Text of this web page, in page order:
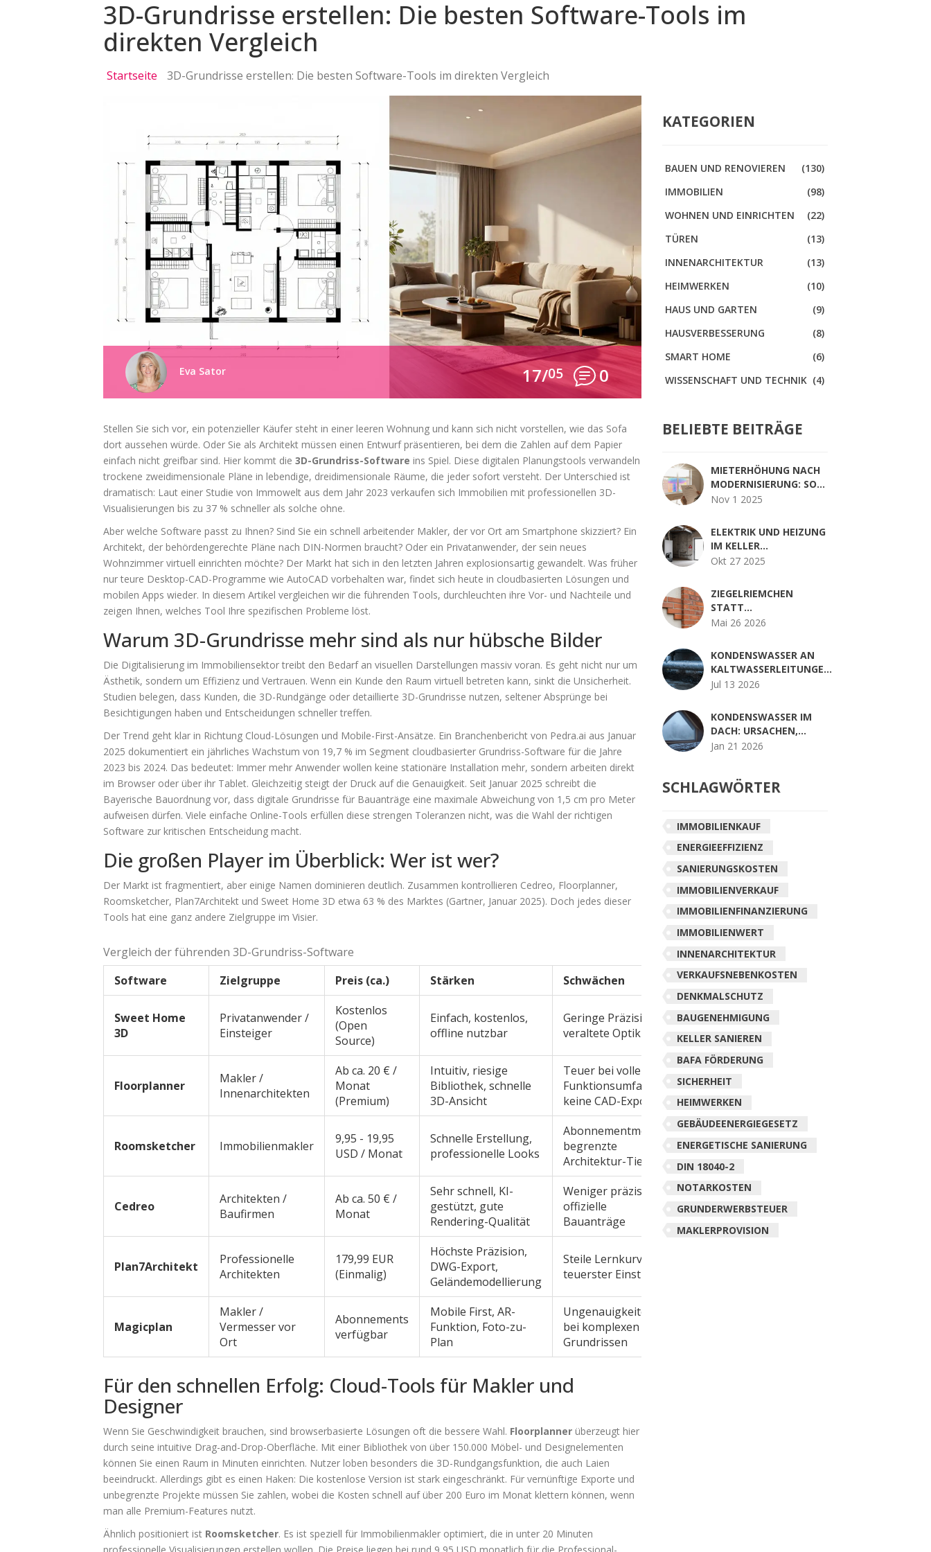
3D-Grundrisse erstellen: Die besten Software-Tools im
direkten Vergleich
Startseite 3D-Grundrisse erstellen: Die besten Software-Tools im direkten Vergleich
Eva Sator 17/05 0
Stellen Sie sich vor, ein potenzieller Käufer steht in einer leeren Wohnung und kann sich nicht vorstellen, wie das Sofa
dort aussehen würde. Oder Sie als Architekt müssen einen Entwurf präsentieren, bei dem die Zahlen auf dem Papier
einfach nicht greifbar sind. Hier kommt die3D-Grundriss-Software ins Spiel. Diese digitalen Planungstools verwandeln
trockene zweidimensionale Pläne in lebendige, dreidimensionale Räume, die jeder sofort versteht. Der Unterschied ist
dramatisch: Laut einer Studie von Immowelt aus dem Jahr 2023 verkaufen sich Immobilien mit professionellen 3D-
Visualisierungen bis zu 37 % schneller als solche ohne.
Aber welche Software passt zu Ihnen? Sind Sie ein schnell arbeitender Makler, der vor Ort am Smartphone skizziert? Ein
Architekt, der behördengerechte Pläne nach DIN-Normen braucht? Oder ein Privatanwender, der sein neues
Wohnzimmer virtuell einrichten möchte? Der Markt hat sich in den letzten Jahren explosionsartig gewandelt. Was früher
nur teure Desktop-CAD-Programme wie AutoCAD vorbehalten war, findet sich heute in cloudbasierten Lösungen und
mobilen Apps wieder. In diesem Artikel vergleichen wir die führenden Tools, durchleuchten ihre Vor- und Nachteile und
zeigen Ihnen, welches Tool Ihre spezifischen Probleme löst.
Warum 3D-Grundrisse mehr sind als nur hübsche Bilder
Die Digitalisierung im Immobiliensektor treibt den Bedarf an visuellen Darstellungen massiv voran. Es geht nicht nur um
Ästhetik, sondern um Effizienz und Vertrauen. Wenn ein Kunde den Raum virtuell betreten kann, sinkt die Unsicherheit.
Studien belegen, dass Kunden, die 3D-Rundgänge oder detaillierte 3D-Grundrisse nutzen, seltener Absprünge bei
Besichtigungen haben und Entscheidungen schneller treffen.
Der Trend geht klar in Richtung Cloud-Lösungen und Mobile-First-Ansätze. Ein Branchenbericht von Pedra.ai aus Januar
2025 dokumentiert ein jährliches Wachstum von 19,7 % im Segment cloudbasierter Grundriss-Software für die Jahre
2023 bis 2024. Das bedeutet: Immer mehr Anwender wollen keine stationäre Installation mehr, sondern arbeiten direkt
im Browser oder über ihr Tablet. Gleichzeitig steigt der Druck auf die Genauigkeit. Seit Januar 2025 schreibt die
Bayerische Bauordnung vor, dass digitale Grundrisse für Bauanträge eine maximale Abweichung von 1,5 cm pro Meter
aufweisen dürfen. Viele einfache Online-Tools erfüllen diese strengen Toleranzen nicht, was die Wahl der richtigen
Software zur kritischen Entscheidung macht.
Die großen Player im Überblick: Wer ist wer?
Der Markt ist fragmentiert, aber einige Namen dominieren deutlich. Zusammen kontrollieren Cedreo, Floorplanner,
Roomsketcher, Plan7Architekt und Sweet Home 3D etwa 63 % des Marktes (Gartner, Januar 2025). Doch jedes dieser
Tools hat eine ganz andere Zielgruppe im Visier.
Vergleich der führenden 3D-Grundriss-Software
Software
Zielgruppe Preis (ca.) Stärken Schwächen
Sweet Home
3D
Privatanwender /
Einsteiger
Kostenlos
(Open
Source)
Einfach, kostenlos,
offline nutzbar
Geringe Präzision,
veraltete Optik
Floorplanner
Makler /
Innenarchitekten
Ab ca. 20 € /
Monat
(Premium)
Intuitiv, riesige
Bibliothek, schnelle
3D-Ansicht
Teuer bei vollem
Funktionsumfang,
keine CAD-Exporte
Roomsketcher Immobilienmakler
9,95 - 19,95
USD / Monat
Schnelle Erstellung,
professionelle Looks
Abonnementmodell,
begrenzte
Architektur-Tiefe
Cedreo
Architekten /
Baufirmen
Ab ca. 50 € /
Monat
Sehr schnell, KI-
gestützt, gute
Rendering-Qualität
Weniger präzise für
offizielle
Bauanträge
Plan7Architekt
Professionelle
Architekten
179,99 EUR
(Einmalig)
Höchste Präzision,
DWG-Export,
Geländemodellierung
Steile Lernkurve,
teuerster Einstieg
Magicplan
Makler /
Vermesser vor
Ort
Abonnements
verfügbar
Mobile First, AR-
Funktion, Foto-zu-
Plan
Ungenauigkeiten
bei komplexen
Grundrissen
Für den schnellen Erfolg: Cloud-Tools für Makler und
Designer
Wenn Sie Geschwindigkeit brauchen, sind browserbasierte Lösungen oft die bessere Wahl. Floorplanner überzeugt hier
durch seine intuitive Drag-and-Drop-Oberfläche. Mit einer Bibliothek von über 150.000 Möbel- und Designelementen
können Sie einen Raum in Minuten einrichten. Nutzer loben besonders die 3D-Rundgangsfunktion, die auch Laien
beeindruckt. Allerdings gibt es einen Haken: Die kostenlose Version ist stark eingeschränkt. Für vernünftige Exporte und
unbegrenzte Projekte müssen Sie zahlen, wobei die Kosten schnell auf über 200 Euro im Monat klettern können, wenn
man alle Premium-Features nutzt.
Ähnlich positioniert ist Roomsketcher. Es ist speziell für Immobilienmakler optimiert, die in unter 20 Minuten
KATEGORIEN
BAUEN UND RENOVIEREN
(130)
IMMOBILIEN
(98)
WOHNEN UND EINRICHTEN
(22)
TÜREN
(13)
INNENARCHITEKTUR
(13)
HEIMWERKEN
(10)
HAUS UND GARTEN
(9)
HAUSVERBESSERUNG
(8)
SMART HOME
(6)
WISSENSCHAFT UND TECHNIK (4)
BELIEBTE BEITRÄGE
MIETERHÖHUNG NACH
MODERNISIERUNG: SO
FUNKTIONIERT DIE
2025
Nov 1 2025
ELEKTRIK UND HEIZUNG
IM KELLER
INSTALLIEREN:
- DIE WICHTIGSTEN
REGELN FÜR 2025
Okt 27 2025
ZIEGELRIEMCHEN
STATT
VOLLVERBLENDUNG:
RISIKEN IM VERGLEICH
Mai 26 2026
KONDENSWASSER AN
KALTWASSERLEITUNGEN:
DÄMMUNG NACHRÜSTEN
Jul 13 2026
KONDENSWASSER IM
DACH: URSACHEN,
LÜFTUNG UND
SCHÄDEN
Jan 21 2026
SCHLAGWÖRTER
IMMOBILIENKAUF
ENERGIEEFFIZIENZ
SANIERUNGSKOSTEN
IMMOBILIENVERKAUF
IMMOBILIENFINANZIERUNG
IMMOBILIENWERT
INNENARCHITEKTUR
VERKAUFSNEBENKOSTEN
DENKMALSCHUTZ
BAUGENEHMIGUNG
KELLER SANIEREN
BAFA FÖRDERUNG
SICHERHEIT
HEIMWERKEN
GEBÄUDEENERGIEGESETZ
ENERGETISCHE SANIERUNG
DIN 18040-2
NOTARKOSTEN
GRUNDERWERBSTEUER
MAKLERPROVISION